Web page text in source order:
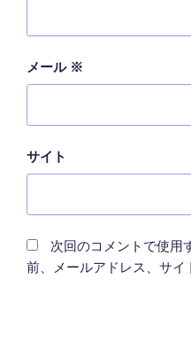
メール ※
サイト
次回のコメントで使用
前、メールアドレス、サイ